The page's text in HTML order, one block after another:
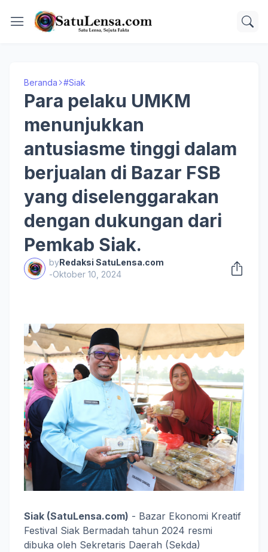
Beranda #Siak
Para pelaku UMKM
menunjukkan
antusiasme tinggi dalam
berjualan di Bazar FSB
yang diselenggarakan
dengan dukungan dari
Pemkab Siak.
byRedaksi SatuLensa.com
-Oktober 10, 2024
Siak (SatuLensa.com) - Bazar Ekonomi Kreatif
Festival Siak Bermadah tahun 2024 resmi
dibuka oleh Sekretaris Daerah (Sekda)